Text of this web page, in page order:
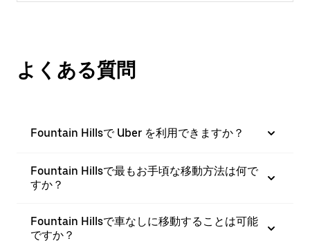
よくある質問
Fountain Hillsで Uber を利用できますか？
Fountain Hillsで最もお手頃な移動方法は何で
すか？
Fountain Hillsで車なしに移動することは可能
ですか？